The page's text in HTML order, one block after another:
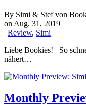
By Simi & Stef von
on Aug. 31, 2019
| Review, Simi
Liebe Bookies! So
nähert…
Monthly